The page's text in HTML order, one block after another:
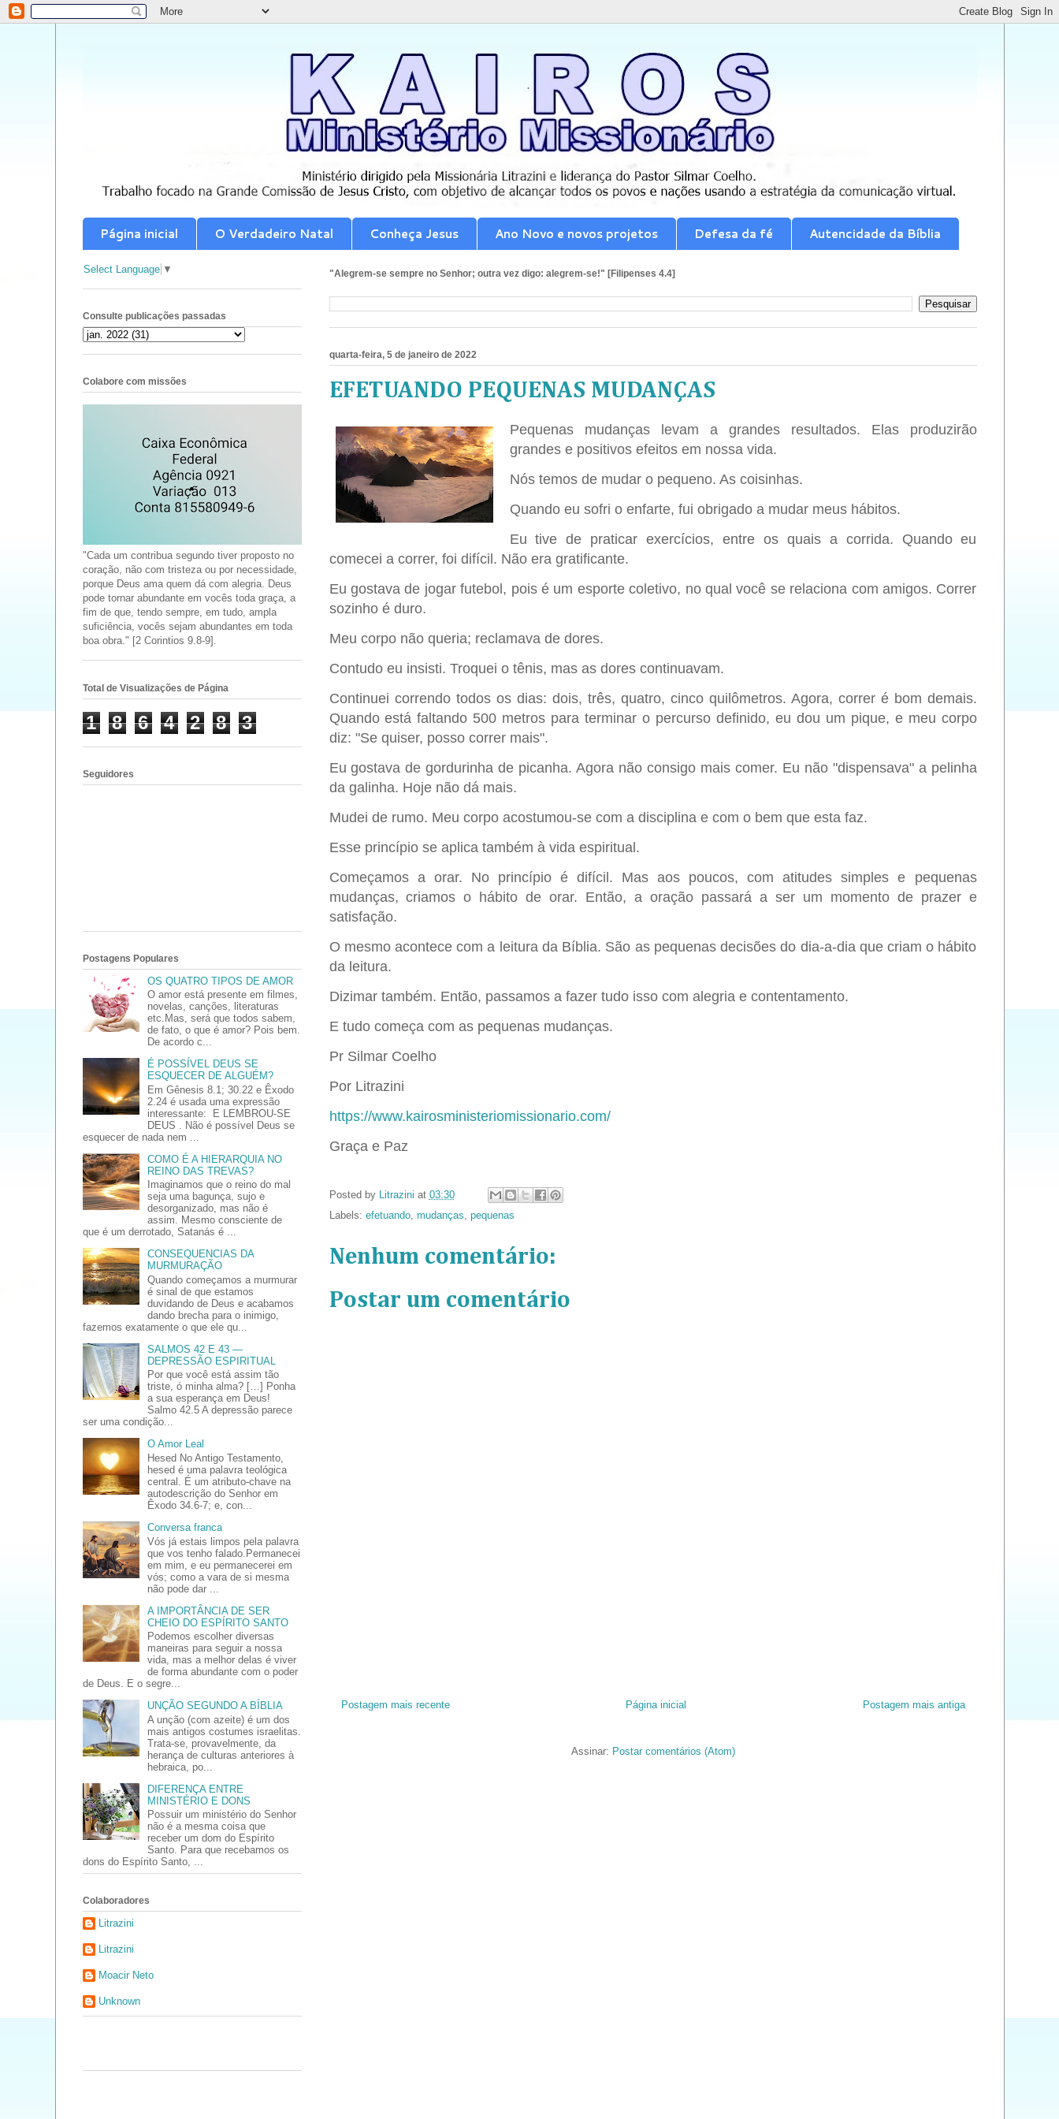
Página inicial O Verdadeiro Natal Conheça Jesus Ano Novo e novos projetos Defesa da fé Autencidade da Bíblia
"Alegrem-se sempre no Senhor; outra vez digo: alegrem-se!" [Filipenses 4.4]
quarta-feira, 5 de janeiro de 2022
EFETUANDO PEQUENAS MUDANÇAS
Pequenas mudanças levam a grandes resultados. Elas produzirão
grandes e positivos efeitos em nossa vida.
Nós temos de mudar o pequeno. As coisinhas.
Quando eu sofri o enfarte, fui obrigado a mudar meus hábitos.
Eu tive de praticar exercícios, entre os quais a corrida. Quando eu
comecei a correr, foi difícil. Não era gratificante.
Eu gostava de jogar futebol, pois é um esporte coletivo, no qual você se relaciona com amigos. Correr
sozinho é duro.
Meu corpo não queria; reclamava de dores.
Contudo eu insisti. Troquei o tênis, mas as dores continuavam.
Continuei correndo todos os dias: dois, três, quatro, cinco quilômetros. Agora, correr é bom demais.
Quando está faltando 500 metros para terminar o percurso definido, eu dou um pique, e meu corpo
diz: "Se quiser, posso correr mais".
Eu gostava de gordurinha de picanha. Agora não consigo mais comer. Eu não "dispensava" a pelinha
da galinha. Hoje não dá mais.
Mudei de rumo. Meu corpo acostumou-se com a disciplina e com o bem que esta faz.
Esse princípio se aplica também à vida espiritual.
Começamos a orar. No princípio é difícil. Mas aos poucos, com atitudes simples e pequenas
mudanças, criamos o hábito de orar. Então, a oração passará a ser um momento de prazer e
satisfação.
O mesmo acontece com a leitura da Bíblia. São as pequenas decisões do dia-a-dia que criam o hábito
da leitura.
Dizimar também. Então, passamos a fazer tudo isso com alegria e contentamento.
E tudo começa com as pequenas mudanças.
Pr Silmar Coelho
Por Litrazini
https://www.kairosministeriomissionario.com/
Graça e Paz
Posted by Litrazini at 03:30
Labels: efetuando, mudanças, pequenas
Nenhum comentário:
Postar um comentário
Postagem mais recente Postagem mais antiga
Página inicial
Assinar: Postar comentários (Atom)
Select Language ▼
Consulte publicações passadas
Colabore com missões
"Cada um contribua segundo tiver proposto no
coração, não com tristeza ou por necessidade,
porque Deus ama quem dá com alegria. Deus
pode tornar abundante em vocês toda graça, a
fim de que, tendo sempre, em tudo, ampla
suficiência, vocês sejam abundantes em toda
boa obra." [2 Corintios 9.8-9].
Total de Visualizações de Página
1 8 6 4 2 8 3
Seguidores
Postagens Populares
OS QUATRO TIPOS DE AMOR
O amor está presente em filmes,
novelas, canções, literaturas
etc.Mas, será que todos sabem,
de fato, o que é amor? Pois bem.
De acordo c...
É POSSÍVEL DEUS SE
ESQUECER DE ALGUÉM?
Em Gênesis 8.1; 30.22 e Êxodo
2.24 é usada uma expressão
interessante: E LEMBROU-SE
DEUS . Não é possível Deus se
esquecer de nada nem ...
COMO É A HIERARQUIA NO
REINO DAS TREVAS?
Imaginamos que o reino do mal
seja uma bagunça, sujo e
desorganizado, mas não é
assim. Mesmo consciente de
que é um derrotado, Satanás é ...
CONSEQUENCIAS DA
MURMURAÇÃO
Quando começamos a murmurar
é sinal de que estamos
duvidando de Deus e acabamos
dando brecha para o inimigo,
fazemos exatamente o que ele qu...
SALMOS 42 E 43 —
DEPRESSÃO ESPIRITUAL
Por que você está assim tão
triste, ó minha alma? […] Ponha
a sua esperança em Deus!
Salmo 42.5 A depressão parece
ser uma condição...
O Amor Leal
Hesed No Antigo Testamento,
hesed é uma palavra teológica
central. É um atributo-chave na
autodescrição do Senhor em
Êxodo 34.6-7; e, con...
Conversa franca
Vós já estais limpos pela palavra
que vos tenho falado.Permanecei
em mim, e eu permanecerei em
vós; como a vara de si mesma
não pode dar ...
A IMPORTÂNCIA DE SER
CHEIO DO ESPÍRITO SANTO
Podemos escolher diversas
maneiras para seguir a nossa
vida, mas a melhor delas é viver
de forma abundante com o poder
de Deus. E o segre...
UNÇÃO SEGUNDO A BÍBLIA
A unção (com azeite) é um dos
mais antigos costumes israelitas.
Trata-se, provavelmente, da
herança de culturas anteriores à
hebraica, po...
DIFERENÇA ENTRE
MINISTÉRIO E DONS
Possuir um ministério do Senhor
não é a mesma coisa que
receber um dom do Espírito
Santo. Para que recebamos os
dons do Espírito Santo, ...
Colaboradores
Litrazini
Litrazini
Moacir Neto
Unknown